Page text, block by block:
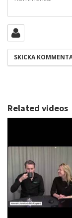
Related videos